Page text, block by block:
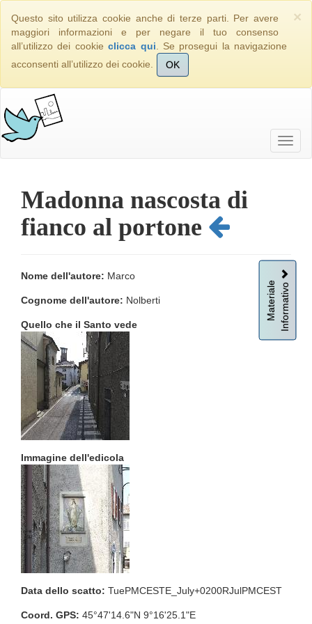
×
Questo sito utilizza cookie anche di terze parti. Per avere
maggiori informazioni e per negare il tuo consenso
all’utilizzo dei cookieclicca qui . Se prosegui la navigazione
acconsenti all’utilizzo dei cookie.
OK
Madonna nascosta di
fianco al portone
MaterialeInformativo
Nome dell'autore: Marco
Cognome dell'autore: Nolberti
Quello che il Santo vede
Immagine dell'edicola
Data dello scatto: TuePMCESTE_July+0200RJulPMCEST
Coord. GPS: 45°47'14.6"N 9°16'25.1"E